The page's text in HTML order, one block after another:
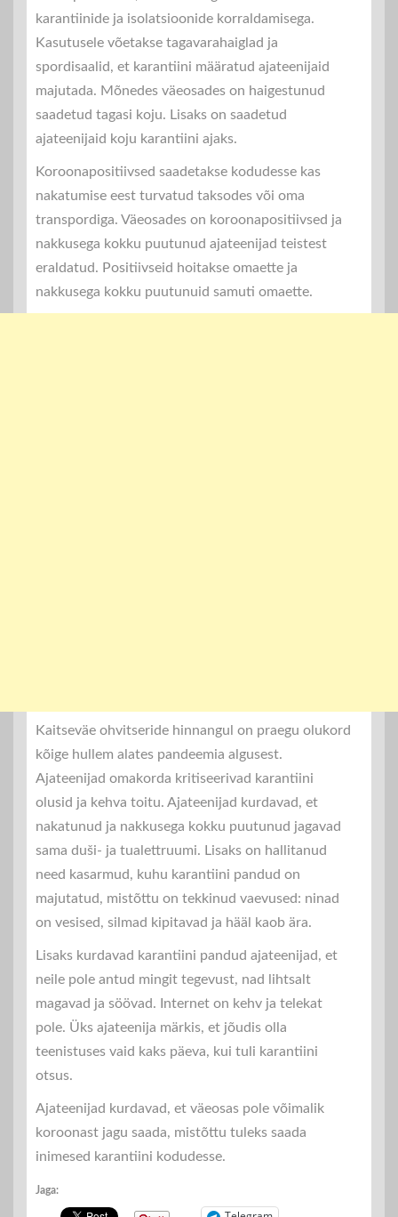
karantiinide ja isolatsioonide korraldamisega.
Kasutusele võetakse tagavarahaiglad ja
spordisaalid, et karantiini määratud ajateenijaid
majutada. Mõnedes väeosades on haigestunud
saadetud tagasi koju. Lisaks on saadetud
ajateenijaid koju karantiini ajaks.
Koroonapositiivsed saadetakse kodudesse kas
nakatumise eest turvatud taksodes või oma
transpordiga. Väeosades on koroonapositiivsed ja
nakkusega kokku puutunud ajateenijad teistest
eraldatud. Positiivseid hoitakse omaette ja
nakkusega kokku puutunuid samuti omaette.
Kaitseväe ohvitseride hinnangul on praegu olukord
kõige hullem alates pandeemia algusest.
Ajateenijad omakorda kritiseerivad karantiini
olusid ja kehva toitu. Ajateenijad kurdavad, et
nakatunud ja nakkusega kokku puutunud jagavad
sama duši- ja tualettruumi. Lisaks on hallitanud
need kasarmud, kuhu karantiini pandud on
majutatud, mistõttu on tekkinud vaevused: ninad
on vesised, silmad kipitavad ja hääl kaob ära.
Lisaks kurdavad karantiini pandud ajateenijad, et
neile pole antud mingit tegevust, nad lihtsalt
magavad ja söövad. Internet on kehv ja telekat
pole. Üks ajateenija märkis, et jõudis olla
teenistuses vaid kaks päeva, kui tuli karantiini
otsus.
Ajateenijad kurdavad, et väeosas pole võimalik
koroonast jagu saada, mistõttu tuleks saada
inimesed karantiini kodudesse.
Jaga: